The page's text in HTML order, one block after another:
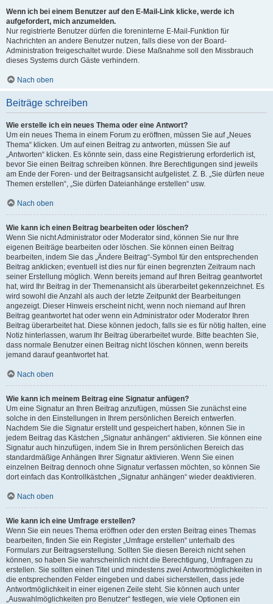
Wenn ich bei einem Benutzer auf den E-Mail-Link klicke, werde ich
aufgefordert, mich anzumelden.
Nur registrierte Benutzer dürfen die foreninterne E-Mail-Funktion für
Nachrichten an andere Benutzer nutzen, falls diese von der Board-
Administration freigeschaltet wurde. Diese Maßnahme soll den Missbrauch
dieses Systems durch Gäste verhindern.
Nach oben
Beiträge schreiben
Wie erstelle ich ein neues Thema oder eine Antwort?
Um ein neues Thema in einem Forum zu eröffnen, müssen Sie auf „Neues
Thema“ klicken. Um auf einen Beitrag zu antworten, müssen Sie auf
„Antworten“ klicken. Es könnte sein, dass eine Registrierung erforderlich ist,
bevor Sie einen Beitrag schreiben können. Ihre Berechtigungen sind jeweils
am Ende der Foren- und der Beitragsansicht aufgelistet. Z. B. „Sie dürfen neue
Themen erstellen“, „Sie dürfen Dateianhänge erstellen“ usw.
Nach oben
Wie kann ich einen Beitrag bearbeiten oder löschen?
Wenn Sie nicht Administrator oder Moderator sind, können Sie nur Ihre
eigenen Beiträge bearbeiten oder löschen. Sie können einen Beitrag
bearbeiten, indem Sie das „Ändere Beitrag“-Symbol für den entsprechenden
Beitrag anklicken; eventuell ist dies nur für einen begrenzten Zeitraum nach
seiner Erstellung möglich. Wenn bereits jemand auf Ihren Beitrag geantwortet
hat, wird Ihr Beitrag in der Themenansicht als überarbeitet gekennzeichnet. Es
wird sowohl die Anzahl als auch der letzte Zeitpunkt der Bearbeitungen
angezeigt. Dieser Hinweis erscheint nicht, wenn noch niemand auf Ihren
Beitrag geantwortet hat oder wenn ein Administrator oder Moderator Ihren
Beitrag überarbeitet hat. Diese können jedoch, falls sie es für nötig halten, eine
Notiz hinterlassen, warum Ihr Beitrag überarbeitet wurde. Bitte beachten Sie,
dass normale Benutzer einen Beitrag nicht löschen können, wenn bereits
jemand darauf geantwortet hat.
Nach oben
Wie kann ich meinem Beitrag eine Signatur anfügen?
Um eine Signatur an Ihren Beitrag anzufügen, müssen Sie zunächst eine
solche in den Einstellungen in Ihrem persönlichen Bereich entwerfen.
Nachdem Sie die Signatur erstellt und gespeichert haben, können Sie in
jedem Beitrag das Kästchen „Signatur anhängen“ aktivieren. Sie können eine
Signatur auch hinzufügen, indem Sie in Ihrem persönlichen Bereich das
standardmäßige Anhängen Ihrer Signatur aktivieren. Wenn Sie einen
einzelnen Beitrag dennoch ohne Signatur verfassen möchten, so können Sie
dort einfach das Kontrollkästchen „Signatur anhängen“ wieder deaktivieren.
Nach oben
Wie kann ich eine Umfrage erstellen?
Wenn Sie ein neues Thema eröffnen oder den ersten Beitrag eines Themas
bearbeiten, finden Sie ein Register „Umfrage erstellen“ unterhalb des
Formulars zur Beitragserstellung. Sollten Sie diesen Bereich nicht sehen
können, so haben Sie wahrscheinlich nicht die Berechtigung, Umfragen zu
erstellen. Sie sollten einen Titel und mindestens zwei Antwortmöglichkeiten in
die entsprechenden Felder eingeben und dabei sicherstellen, dass jede
Antwortmöglichkeit in einer eigenen Zeile steht. Sie können auch unter
„Auswahlmöglichkeiten pro Benutzer“ festlegen, wie viele Optionen ein